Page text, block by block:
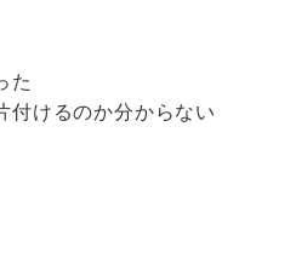
た
付けるのか分からない